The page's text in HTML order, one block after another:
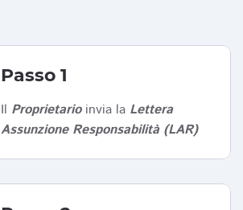
Passo 1
Il Proprietarioinvia la Lettera
Assunzione Responsabilità (LAR)